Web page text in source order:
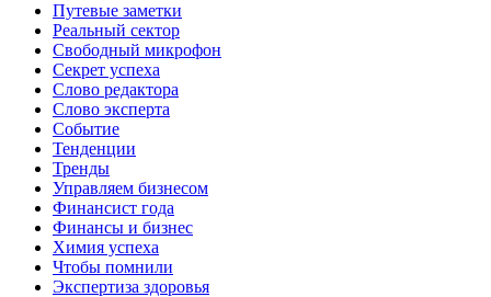
Путевые заметки
Реальный сектор
Свободный микрофон
Секрет успеха
Слово редактора
Слово эксперта
Событие
Тенденции
Тренды
Управляем бизнесом
Финансист года
Финансы и бизнес
Химия успеха
Чтобы помнили
Экспертиза здоровья